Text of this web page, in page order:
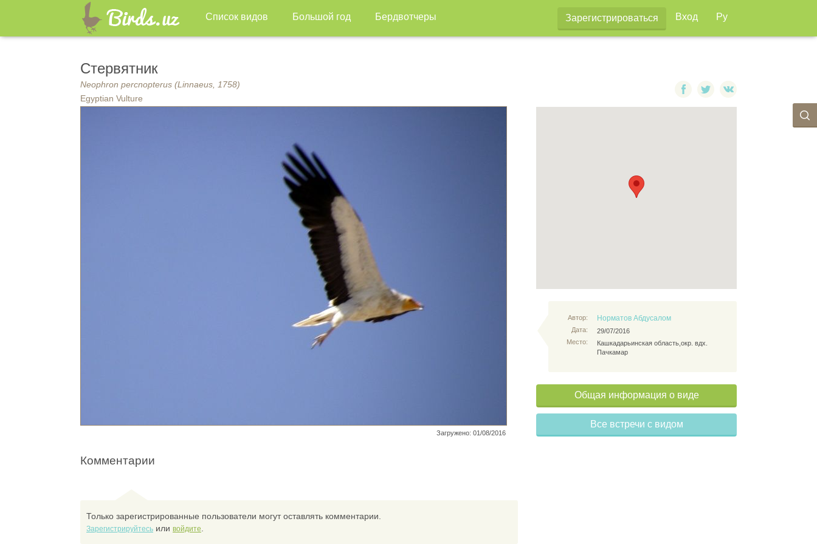
Список видов Большой год Бердвотчеры Зарегистрироваться Вход Ру
Стервятник
Neophron percnopterus (Linnaeus, 1758)
Egyptian Vulture
Загружено: 01/08/2016
Автор:
Дата:
Место:
Норматов Абдусалом
29/07/2016
Кашкадарьинская область,окр. вдх.
Пачкамар
Общая информация о виде
Все встречи с видом
Комментарии
Только зарегистрированные пользователи могут оставлять комментарии.
Зарегистрируйтесь или войдите